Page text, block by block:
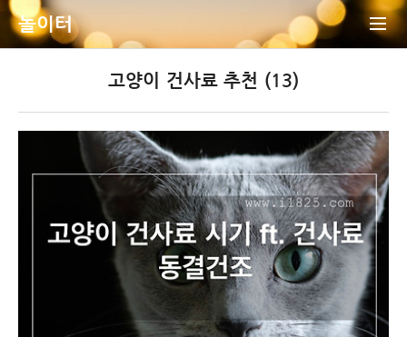
놀이터
고양이 건사료 추천 (13)